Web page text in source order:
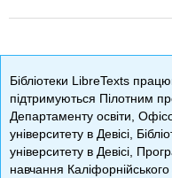
Бібліотеки LibreTexts
підтримуються Пілотним
Департаменту освіти,
університету в Девісі,
університету в Девісі,
навчання